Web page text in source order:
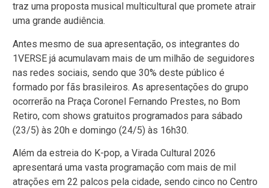
traz uma proposta musical multicultural que promete atrair
uma grande audiência.
Antes mesmo de sua apresentação, os integrantes do
1VERSE já acumulavam mais de um milhão de seguidores
nas redes sociais, sendo que 30% deste público é
formado por fãs brasileiros. As apresentações do grupo
ocorrerão na Praça Coronel Fernando Prestes, no Bom
Retiro, com shows gratuitos programados para sábado
(23/5) às 20h e domingo (24/5) às 16h30.
Além da estreia do K-pop, a Virada Cultural 2026
apresentará uma vasta programação com mais de mil
atrações em 22 palcos pela cidade, sendo cinco no Centro